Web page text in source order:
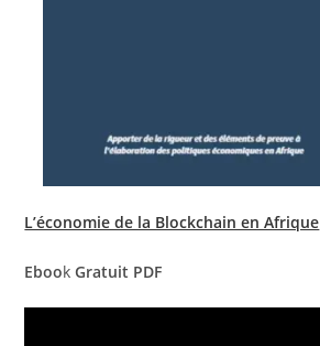
L’économie de la Blockchain en Afrique
EbookGratuit PDF